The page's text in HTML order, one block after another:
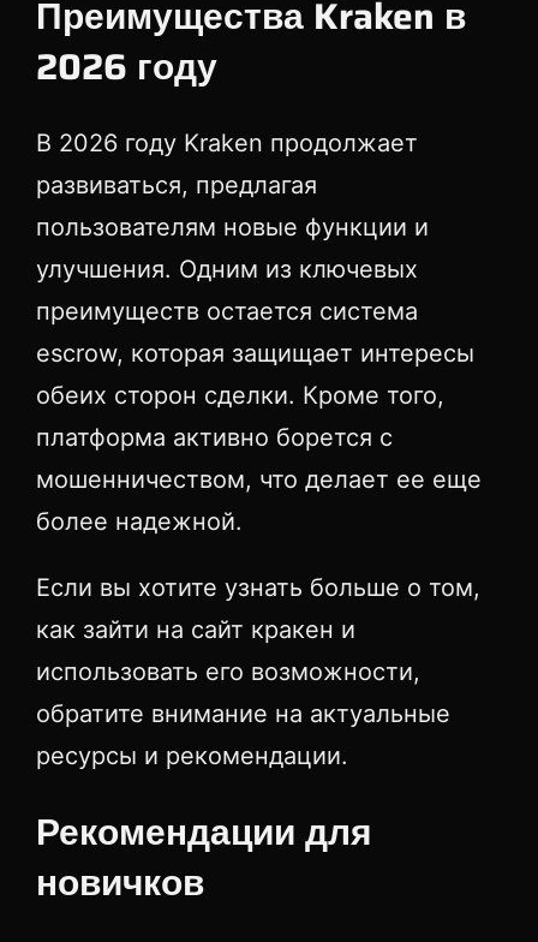
Преимущества Kraken в
2026 году
В 2026 году Kraken продолжает
развиваться, предлагая
пользователям новые функции и
улучшения. Одним из ключевых
преимуществ остается система
escrow, которая защищает интересы
обеих сторон сделки. Кроме того,
платформа активно борется с
мошенничеством, что делает ее еще
более надежной.
Если вы хотите узнать больше о том,
как зайти на сайт кракен и
использовать его возможности,
обратите внимание на актуальные
ресурсы и рекомендации.
Рекомендации для
новичков